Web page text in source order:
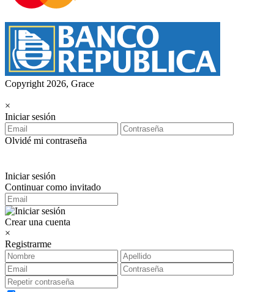
Copyright 2026, Grace
×
Iniciar sesión
Olvidé mi contraseña
Iniciar sesión
Continuar como invitado
Crear una cuenta
×
Registrarme